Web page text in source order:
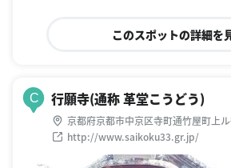
このスポットの詳細を
C 行願寺(通称 革堂こうどう)
京都府京都市中京区寺町通竹屋町上
http://www.saikoku33.gr.jp/